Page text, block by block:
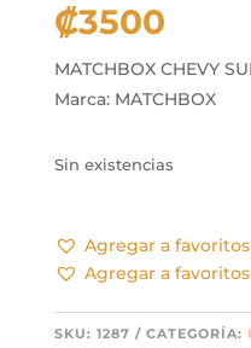
₡3500
MATCHBOX CHEVY
Marca: MATCHBOX
Sin existencias
Agregar a favoritos
Agregar a favoritos
SKU: 1287 CATEGORÍA: